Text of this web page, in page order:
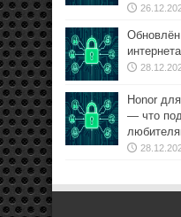
Обновлён
Honor
— что